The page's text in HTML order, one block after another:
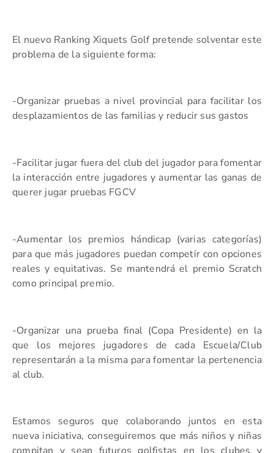
El nuevo Ranking Xiquets Golf pretende solventar este
problema de la siguiente forma:
-Organizar pruebas a nivel provincial para facilitar los
desplazamientos de las familias y reducir sus gastos
-Facilitar jugar fuera del club del jugador para fomentar
la interacción entre jugadores y aumentar las ganas de
querer jugar pruebas FGCV
-Aumentar los premios hándicap (varias categorías)
para que más jugadores puedan competir con opciones
reales y equitativas. Se mantendrá el premio Scratch
como principal premio.
-Organizar una prueba final (Copa Presidente) en la
que los mejores jugadores de cada Escuela/Club
representarán a la misma para fomentar la pertenencia
al club.
Estamos seguros que colaborando juntos en esta
nueva iniciativa, conseguiremos que más niños y niñas